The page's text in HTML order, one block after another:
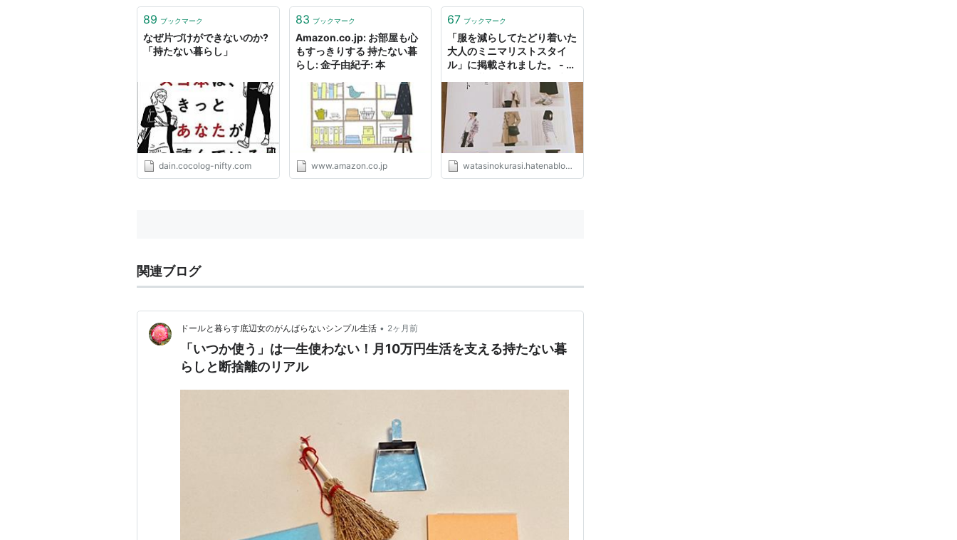
が最高の贅沢 という感じのスレ
し http:/...
89 ブックマーク
なぜ片づけができないのか?
「持たない暮らし」
dain.cocolog-nifty.com
83 ブックマーク
Amazon.co.jp: お部屋も心
もすっきりする 持たない暮
らし: 金子由紀子: 本
www.amazon.co.jp
67 ブックマーク
「服を減らしてたどり着いた
大人のミニマリストスタイ
ル」に掲載されました。 - 持
活。
watasinokurasi.hatenablog.com
関連ブログ
ドールと暮らす底辺女のがんばらないシンプル生活 • 2ヶ月前
「いつか使う」は一生使わない！月10万円生活を支える持たない暮
らしと断捨離のリアル